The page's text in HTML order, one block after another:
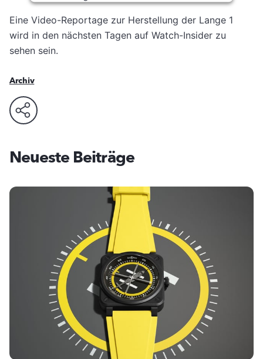
Powered by Usercentrics Consent
Management Platform
Eine Video-Reportage zur Herstellung der Lange 1
wird in den nächsten Tagen auf Watch-Insider zu
sehen sein.
Archiv
Neueste Beiträge